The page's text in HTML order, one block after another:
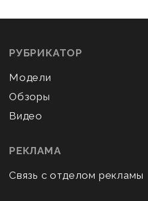
РУБРИКАТОР
Модели
Обзоры
Видео
РЕКЛАМА
Связь с отделом рекламы